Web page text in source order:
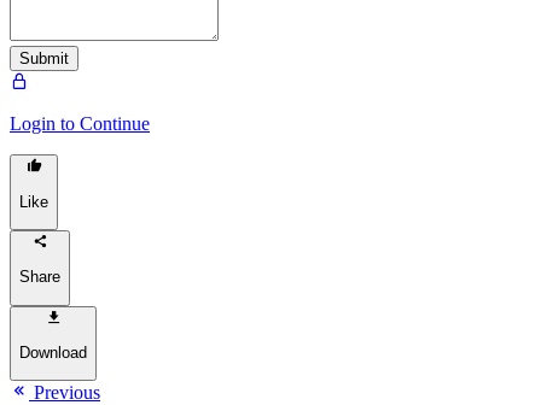
Submit
Login to Continue
Like
Share
Download
Previous